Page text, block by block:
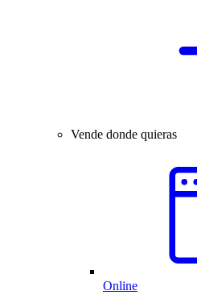
Vende donde quieras
Online